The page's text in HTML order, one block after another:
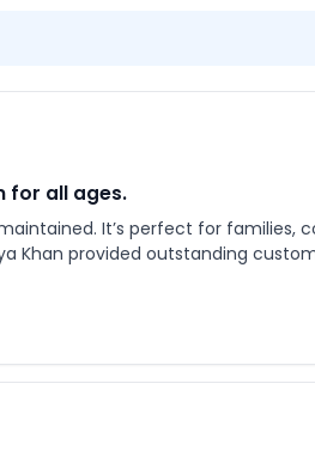
for all ages.
It’s perfect for families,